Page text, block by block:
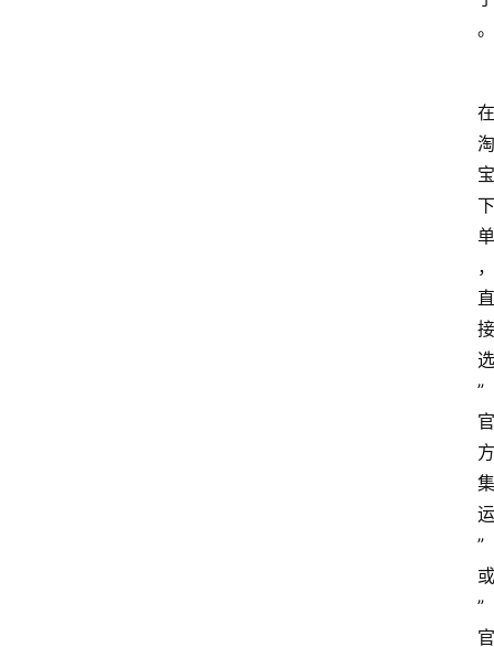
。
在
淘
宝
下
单
，
直
接
选
”
官
方
集
运
”
或
”
官